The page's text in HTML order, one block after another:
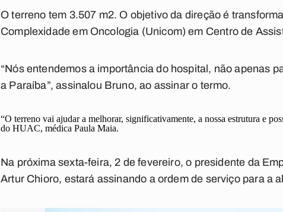
O terreno tem 3.507 m2. O objetivo da direção é
Complexidade em Oncologia (Unicom) em Centro de
“Nós entendemos a importância do hospital, não apenas
a Paraíba”, assinalou Bruno, ao assinar o termo.
“O terreno vai ajudar a melhorar, significativamente, a nossa estrutura e
do HUAC, médica Paula Maia.
Na próxima sexta-feira, 2 de fevereiro, o presidente da
Artur Chioro, estará assinando a ordem de serviço para a